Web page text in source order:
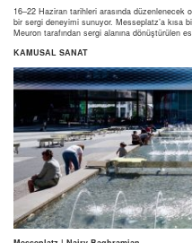
16–22 Haziran tarihleri arasında
bir sergi deneyimi sunuyor. Messeplatz’a kısa
Meuron tarafından sergi alanına dönüştürülen
KAMUSAL SANAT